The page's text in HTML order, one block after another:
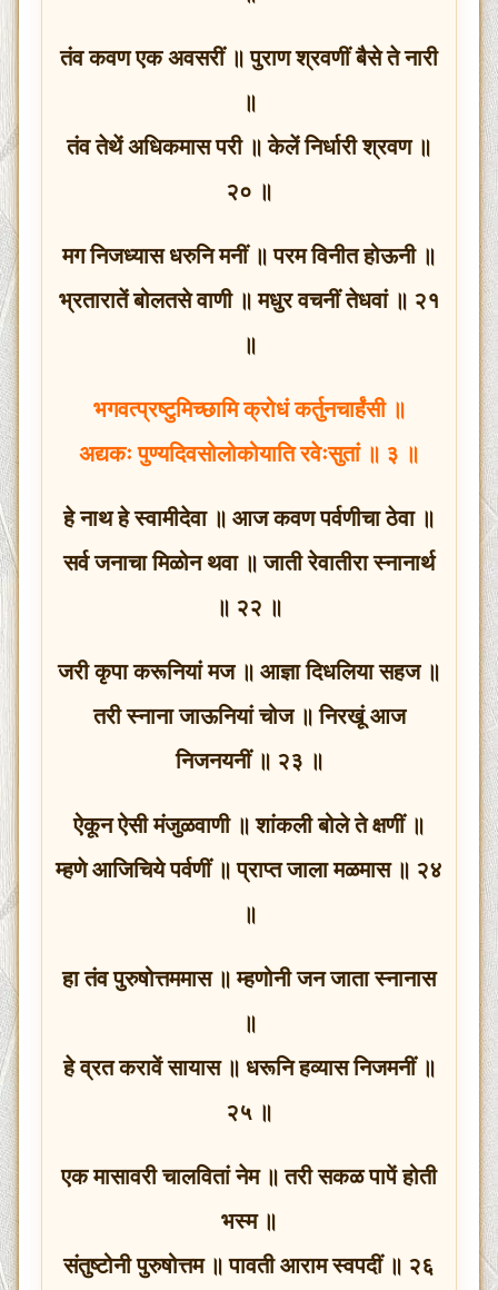
तंव कवण एक अवसरीं ॥ पुराण श्रवणीं बैसे ते नारी
॥
तंव तेथें अधिकमास परी ॥ केलें निर्धारी श्रवण ॥
२० ॥
मग निजध्यास धरुनि मनीं ॥ परम विनीत होऊनी ॥
भ्रतारातें बोलतसे वाणी ॥ मधुर वचनीं तेधवां ॥ २१
॥
भगवत्प्रष्टुमिच्छामि क्रोधं कर्तुनचार्हंसी ॥
अद्यकः पुण्यदिवसोलोकोयाति रवेःसुतां ॥ ३ ॥
हे नाथ हे स्वामीदेवा ॥ आज कवण पर्वणीचा ठेवा ॥
सर्व जनाचा मिळोन थवा ॥ जाती रेवातीरा स्नानार्थ
॥ २२ ॥
जरी कृपा करूनियां मज ॥ आज्ञा दिधलिया सहज ॥
तरी स्नाना जाऊनियां चोज ॥ निरखूं आज
निजनयनीं ॥ २३ ॥
ऐकून ऐसी मंजुळवाणी ॥ शांकली बोले ते क्षणीं ॥
म्हणे आजिचिये पर्वणीं ॥ प्राप्त जाला मळमास ॥ २४
॥
हा तंव पुरुषोत्तममास ॥ म्हणोनी जन जाता स्नानास
॥
हे व्रत करावें सायास ॥ धरूनि हव्यास निजमनीं ॥
२५ ॥
एक मासावरी चालवितां नेम ॥ तरी सकळ पापें होती
भस्म ॥
संतुष्टोनी पुरुषोत्तम ॥ पावती आराम स्वपदीं ॥ २६